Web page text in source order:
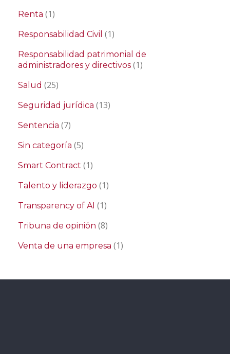
Renta (1)
Responsabilidad Civil (1)
Responsabilidad patrimonial de
administradores y directivos (1)
Salud (25)
Seguridad jurídica (13)
Sentencia (7)
Sin categoría (5)
Smart Contract (1)
Talento y liderazgo (1)
Transparency of AI (1)
Tribuna de opinión (8)
Venta de una empresa (1)